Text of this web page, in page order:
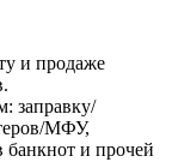
и продаже
заправку/
МФУ,
банкнот и прочей